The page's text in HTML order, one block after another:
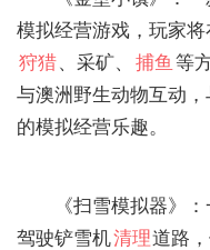
模拟经营游戏，玩家
狩猎、采矿、 捕鱼 等
与澳洲野生动物互动
的模拟经营乐趣。
《扫雪模拟器》‌：
驾驶铲雪机清理道路